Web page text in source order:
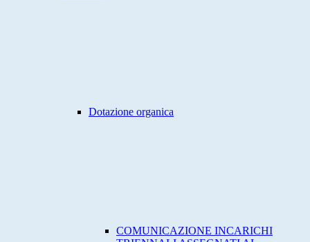
Dotazione organica
COMUNICAZIONE INCARICHI